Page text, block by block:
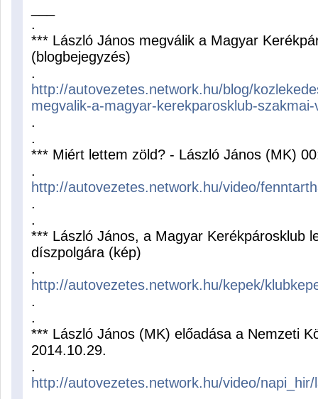
.
*** László János megválik a Magyar
(blogbejegyzés)
.
http://autovezetes.network.hu/blog/
megvalik-a-magyar-kerekparosklub-
.
.
*** Miért lettem zöld? - László János (MK)
.
http://autovezetes.network.hu/video/
.
.
*** László János, a Magyar Kerékpárosklub
díszpolgára (kép)
.
http://autovezetes.network.hu/kepek/
.
.
*** László János (MK) előadása a Nemzeti
2014.10.29.
.
http://autovezetes.network.hu/video/